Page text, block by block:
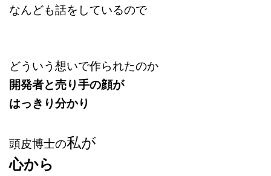
なんども話をしているので
どういう想いで作られたのか
開発者と売り手の顔が
はっきり分かり
頭皮博士の私が
心から